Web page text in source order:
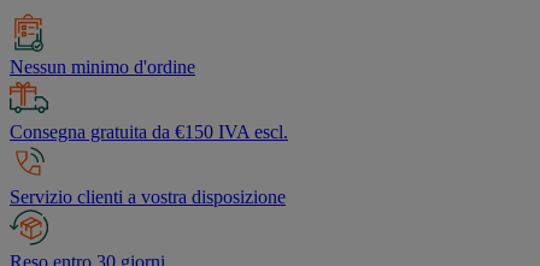
Nessun minimo d'ordine
Consegna gratuita da €150 IVA escl.
Servizio clienti a vostra disposizione